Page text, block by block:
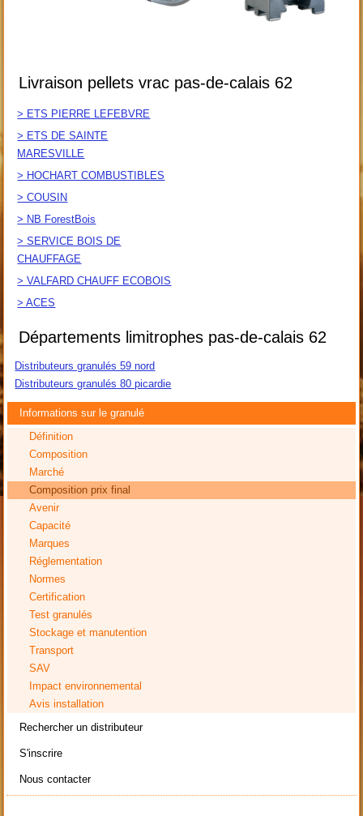
Livraison pellets vrac pas-de-calais 62
> ETS PIERRE LEFEBVRE
> ETS DE SAINTE
MARESVILLE
> HOCHART COMBUSTIBLES
> COUSIN
> NB ForestBois
> SERVICE BOIS DE
CHAUFFAGE
> VALFARD CHAUFF ECOBOIS
> ACES
Départements limitrophes pas-de-calais 62
Distributeurs granulés 59 nord
Distributeurs granulés 80 picardie
Informations sur le granulé
Définition
Composition
Marché
Composition prix final
Avenir
Capacité
Marques
Réglementation
Normes
Certification
Test granulés
Stockage et manutention
Transport
SAV
Impact environnemental
Avis installation
Rechercher un distributeur
S'inscrire
Nous contacter